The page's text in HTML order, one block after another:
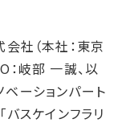
社（本社：東京
岐部 一誠、以
ベーションパート
スケインフラリ